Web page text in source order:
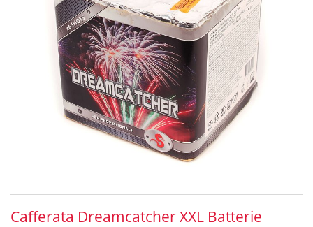
Cafferata Dreamcatcher XXL Batterie